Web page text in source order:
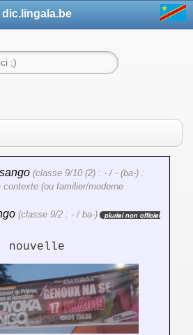
dic.lingala.be
(classe 9/10 (2) : - / - (ba-) :
(ou familier/moderne
(classe 9/2 : - / ba-)
pluriel non officiel
nouvelle